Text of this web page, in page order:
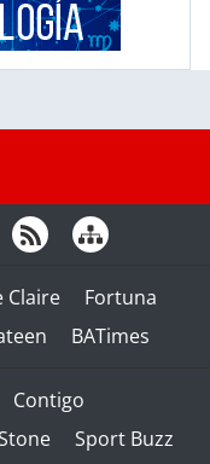
Claire
Fortuna
BATimes
Contigo
Sport Buzz